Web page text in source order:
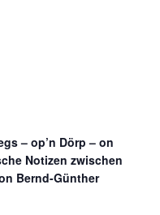
– op’n Dörp – on
Notizen zwischen
Bernd-Günther